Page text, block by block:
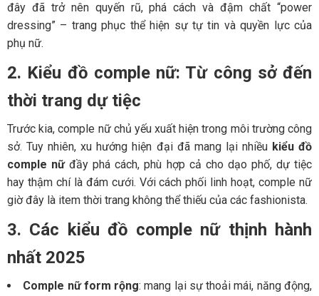
đây đã trở nên quyến rũ, phá cách và đậm chất “power
dressing” – trang phục thể hiện sự tự tin và quyền lực của
phụ nữ.
2. Kiểu đồ comple nữ: Từ công sở đến
thời trang dự tiệc
Trước kia, comple nữ chủ yếu xuất hiện trong môi trường công
sở. Tuy nhiên, xu hướng hiện đại đã mang lại nhiều kiểu đồ
comple nữđầy phá cách, phù hợp cả cho dạo phố, dự tiệc
hay thậm chí là đám cưới. Với cách phối linh hoạt, comple nữ
giờ đây là item thời trang không thể thiếu của các fashionista.
3. Các kiểu đồ comple nữ thịnh hành
nhất 2025
Comple nữ form rộng: mang lại sự thoải mái, năng động,